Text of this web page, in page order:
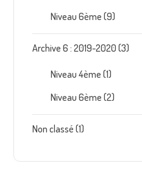
Niveau 6ème (9)
Archive 6 : 2019-2020 (3)
Niveau 4ème (1)
Niveau 6ème (2)
Non classé (1)